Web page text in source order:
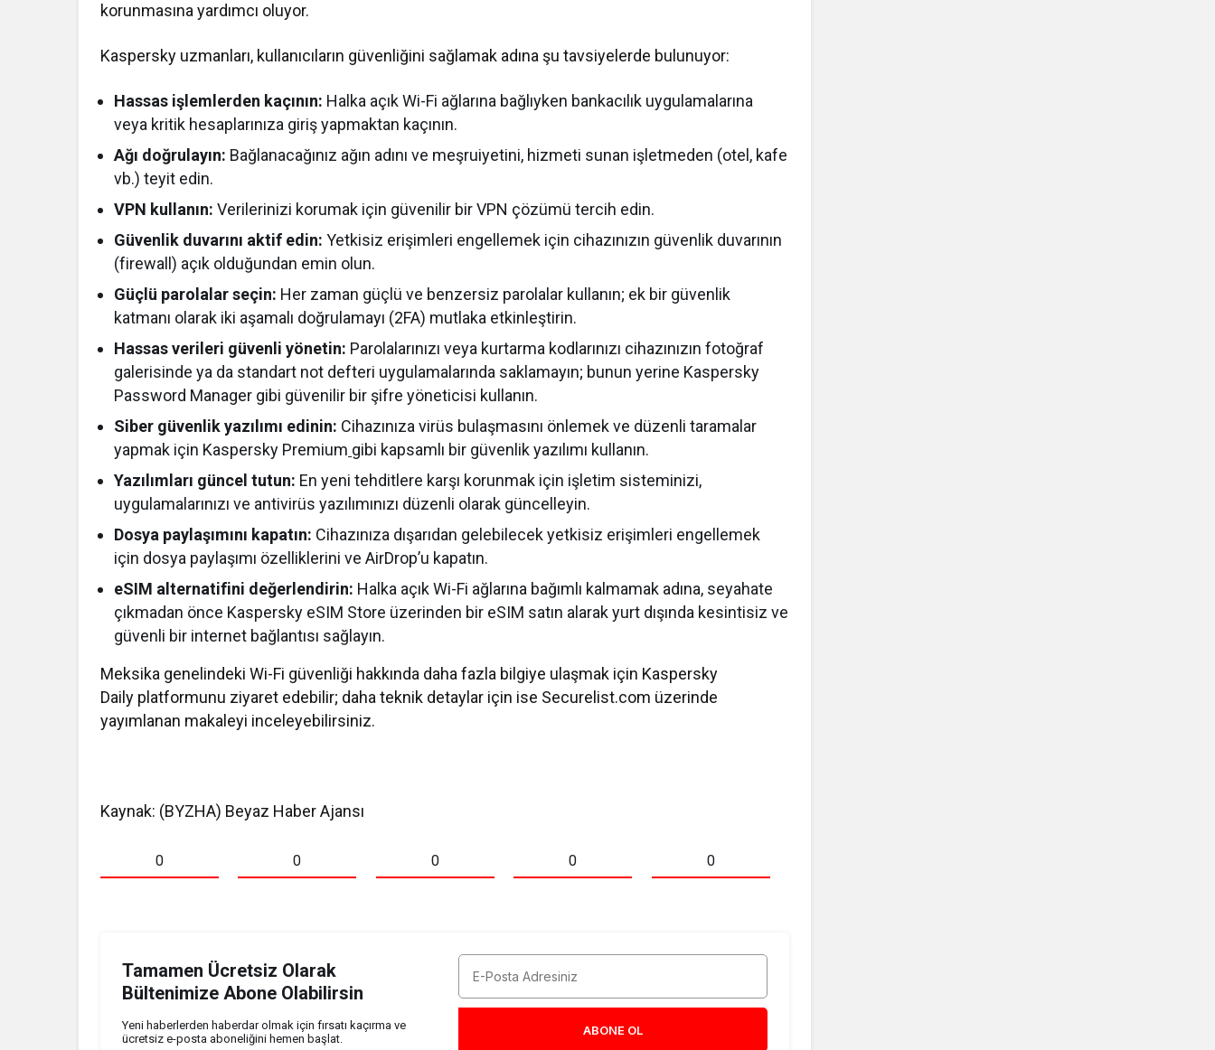
korunmasına yardımcı oluyor.
Kaspersky uzmanları, kullanıcıların güvenliğini sağlamak adına şu tavsiyelerde bulunuyor:
Hassas işlemlerden kaçının: Halka açık Wi-Fi ağlarına bağlıyken bankacılık uygulamalarına
veya kritik hesaplarınıza giriş yapmaktan kaçının.
Ağı doğrulayın: Bağlanacağınız ağın adını ve meşruiyetini, hizmeti sunan işletmeden (otel, kafe
vb.) teyit edin.
VPN kullanın: Verilerinizi korumak için güvenilir bir VPN çözümü tercih edin.
Güvenlik duvarını aktif edin: Yetkisiz erişimleri engellemek için cihazınızın güvenlik duvarının
(firewall) açık olduğundan emin olun.
Güçlü parolalar seçin: Her zaman güçlü ve benzersiz parolalar kullanın; ek bir güvenlik
katmanı olarak iki aşamalı doğrulamayı (2FA) mutlaka etkinleştirin.
Hassas verileri güvenli yönetin: Parolalarınızı veya kurtarma kodlarınızı cihazınızın fotoğraf
galerisinde ya da standart not defteri uygulamalarında saklamayın; bunun yerine Kaspersky
Password Manager gibi güvenilir bir şifre yöneticisi kullanın.
Siber güvenlik yazılımı edinin: Cihazınıza virüs bulaşmasını önlemek ve düzenli taramalar
yapmak için Kaspersky Premium gibi kapsamlı bir güvenlik yazılımı kullanın.
Yazılımları güncel tutun: En yeni tehditlere karşı korunmak için işletim sisteminizi,
uygulamalarınızı ve antivirüs yazılımınızı düzenli olarak güncelleyin.
Dosya paylaşımını kapatın: Cihazınıza dışarıdan gelebilecek yetkisiz erişimleri engellemek
için dosya paylaşımı özelliklerini ve AirDrop’u kapatın.
eSIM alternatifini değerlendirin: Halka açık Wi-Fi ağlarına bağımlı kalmamak adına, seyahate
çıkmadan önce Kaspersky eSIM Store üzerinden bir eSIM satın alarak yurt dışında kesintisiz ve
güvenli bir internet bağlantısı sağlayın.
Meksika genelindeki Wi-Fi güvenliği hakkında daha fazla bilgiye ulaşmak için Kaspersky
Daily platformunu ziyaret edebilir; daha teknik detaylar için ise Securelist.com üzerinde
yayımlanan makaleyi inceleyebilirsiniz.
Kaynak: (BYZHA) Beyaz Haber Ajansı
0 0 0 0 0
Tamamen Ücretsiz Olarak
Bültenimize Abone Olabilirsin
Yeni haberlerden haberdar olmak için fırsatı kaçırma ve
ücretsiz e-posta aboneliğini hemen başlat.
ABONE OL